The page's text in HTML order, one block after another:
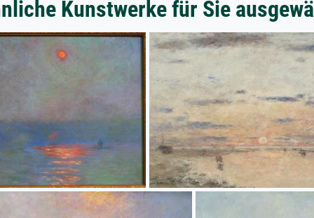
Kunstwerke für Sie